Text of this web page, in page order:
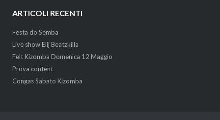
ARTICOLI RECENTI
Festa do Semba
Live show Elij Beatzkilla
Felt Kizomba Domenica 12 Maggio
Prova content
Congas Sabato Kizomba